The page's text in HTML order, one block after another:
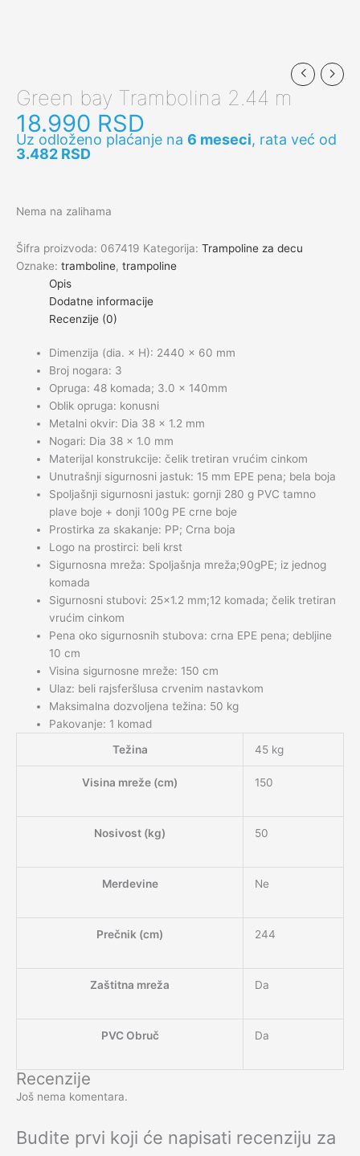
Green bay Trambolina 2.44 m
18.990 RSD
Uz odloženo plaćanje na 6 meseci, rata već od
3.482 RSD
Nema na zalihama
Šifra proizvoda: 067419 Kategorija: Trampoline za decu
Oznake: tramboline, trampoline
Opis
Dodatne informacije
Recenzije (0)
Dimenzija (dia. × H): 2440 × 60 mm
Broj nogara: 3
Opruga: 48 komada; 3.0 × 140mm
Oblik opruga: konusni
Metalni okvir: Dia 38 × 1.2 mm
Nogari: Dia 38 × 1.0 mm
Materijal konstrukcije: čelik tretiran vrućim cinkom
Unutrašnji sigurnosni jastuk: 15 mm EPE pena; bela boja
Spoljašnji sigurnosni jastuk: gornji 280 g PVC tamno
plave boje + donji 100g PE crne boje
Prostirka za skakanje: PP; Crna boja
Logo na prostirci: beli krst
Sigurnosna mreža: Spoljašnja mreža;90gPE; iz jednog
komada
Sigurnosni stubovi: 25×1.2 mm;12 komada; čelik tretiran
vrućim cinkom
Pena oko sigurnosnih stubova: crna EPE pena; debljine
10 cm
Visina sigurnosne mreže: 150 cm
Ulaz: beli rajsferšlusa crvenim nastavkom
Maksimalna dozvoljena težina: 50 kg
Pakovanje: 1 komad
Težina
45 kg
Visina mreže (cm) 150
Nosivost (kg) 50
Merdevine Ne
Prečnik (cm) 244
Zaštitna mreža Da
PVC Obruč Da
Recenzije
Još nema komentara.
Budite prvi koji će napisati recenziju za